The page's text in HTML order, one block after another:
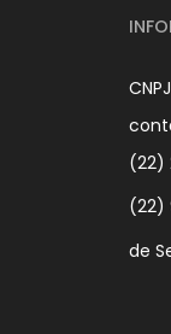
(22)
(22)
de